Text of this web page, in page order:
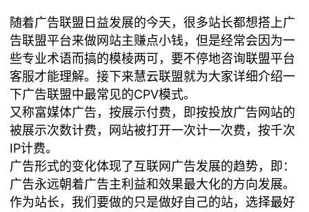
随着广告联盟日益发展的今天，很多站长都想搭上广
告联盟平台来做网站主赚点小钱，但是经常会因为一
些专业术语而搞的模棱两可，要不停地咨询联盟平台
客服才能理解。接下来慧云联盟就为大家详细介绍一
下广告联盟中最常见的CPV模式。
又称富媒体广告，按展示付费，即按投放广告网站的
被展示次数计费，网站被打开一次计一次费，按千次
IP计费。
广告形式的变化体现了互联网广告发展的趋势，即：
广告永远朝着广告主利益和效果最大化的方向发展。
作为站长，我们要做的只是做好自己的站，选择最好